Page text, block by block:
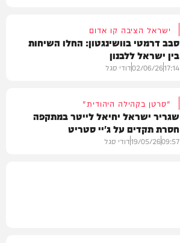
ישראל הציבה קו אדום
סבב דרמטי בוושינגטון: החלו השיחות
בין ישראל ללבנון
17:14
02/06/26דודי סגל
"סרטן בקהילה היהודית"
שגריר ישראל יחיאל לייטר במתקפה
חסרת תקדים על ג'יי סטריט
09:57
19/05/26דודי סגל